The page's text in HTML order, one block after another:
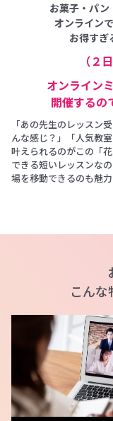
お菓子・パ
オンライン
お得すぎ
（２
オンライン
開催するの
「あの先生のレッスン
んな感じ？」「人気教
叶えられるのがこの「
できる短いレッスンな
場を移動できるのも魅力
こん